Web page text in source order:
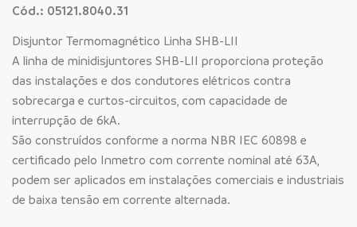
Cód.: 05121.8040.31
Disjuntor Termomagnético Linha SHB-LII
A linha de minidisjuntores SHB-LII proporciona proteção
das instalações e dos condutores elétricos contra
sobrecarga e curtos-circuitos, com capacidade de
interrupção de 6kA.
São construídos conforme a norma NBR IEC 60898 e
certificado pelo Inmetro com corrente nominal até 63A,
podem ser aplicados em instalações comerciais e industriais
de baixa tensão em corrente alternada.